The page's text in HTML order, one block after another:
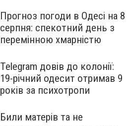
Прогноз погоди в Одесі на 8
серпня: спекотний день з
перемінною хмарністю
Telegram довів до колонії:
19-річний одесит отримав 9
років за психотропи
Били матерів та не